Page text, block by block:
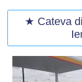
★ Cateva